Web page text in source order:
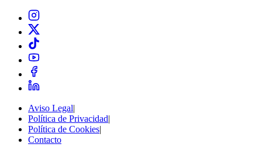
Aviso Legal|
Política de Privacidad|
Política de Cookies|
Contacto